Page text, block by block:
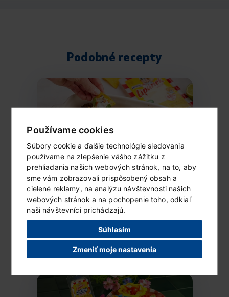
Používame cookies
Súbory cookie a ďalšie technológie sledovania
používame na zlepšenie vášho zážitku z
prehliadania našich webových stránok, na to, aby
sme vám zobrazovali prispôsobený obsah a
cielené reklamy, na analýzu návštevnosti našich
webových stránok a na pochopenie toho, odkiaľ
naši návštevníci prichádzajú.
Súhlasím
Zmeniť moje nastavenia
Podobné recepty
Zapečené nachos
Ingrediencie (2 porcie) 1 balenie goudy
Lipánek 100 g slaných tortilla...
ČÍTAŤ ĎALEJ...